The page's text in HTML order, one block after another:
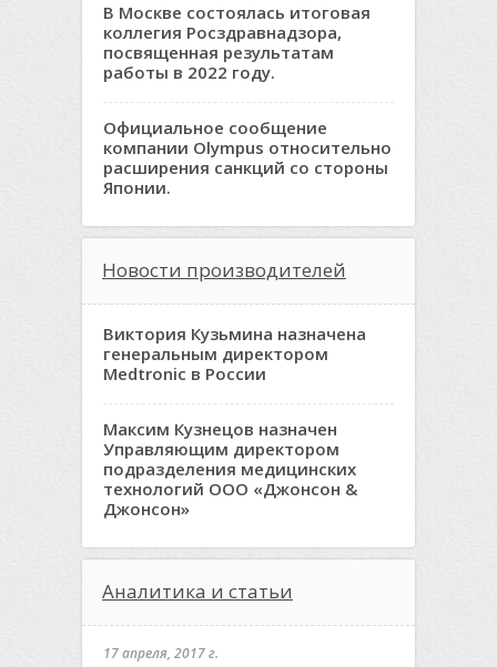
В Москве состоялась итоговая
коллегия Росздравнадзора,
посвященная результатам
работы в 2022 году.
Официальное сообщение
компании Olympus относительно
расширения санкций со стороны
Японии.
Новости производителей
Виктория Кузьмина назначена
генеральным директором
Medtronic в России
Максим Кузнецов назначен
Управляющим директором
подразделения медицинских
технологий ООО «Джонсон &
Джонсон»
Аналитика и статьи
17 апреля, 2017 г.